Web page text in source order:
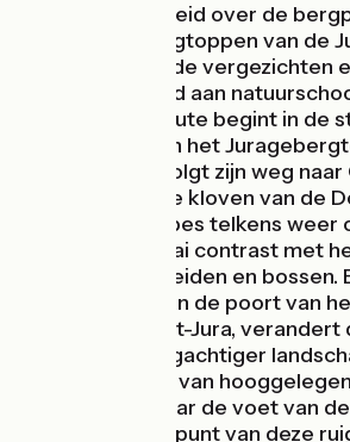
Fiets in alle vrijheid over de
trotseer de bergtoppen van de
adembenemende vergezichten
verscheidenheid aan
mountainbikeroute begint in de
het noorden van het
Doubs) en vervolgt zijn weg naar
De blauwgetinte kloven van de
de eerste etappes telkens weer
vormen een fraai contrast met
groen van de weiden en bossen.
aangekomen aan de poort van
Natuurpark Haut-Jura,
een steeds bergachtiger
door een decor van
open vlaktes naar de voet van
Colombier, eindpunt van deze